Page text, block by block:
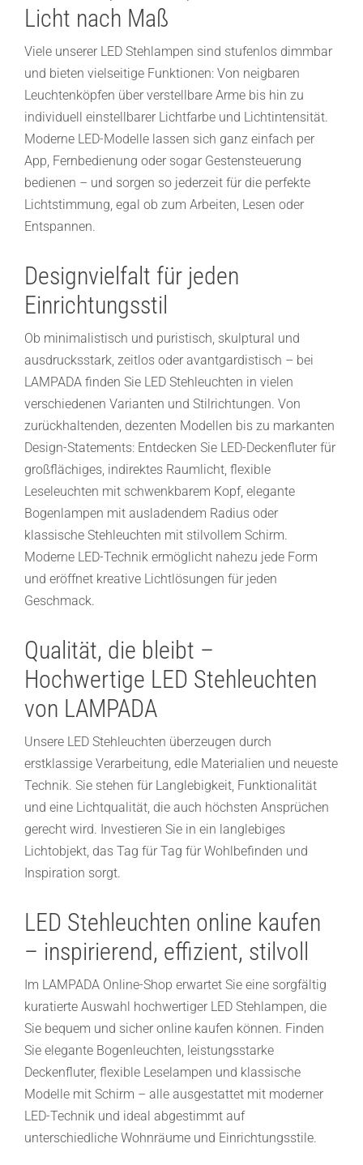
Licht nach Maß
Viele unserer LED Stehlampen sind stufenlos dimmbar
und bieten vielseitige Funktionen: Von neigbaren
Leuchtenköpfen über verstellbare Arme bis hin zu
individuell einstellbarer Lichtfarbe und Lichtintensität.
Moderne LED-Modelle lassen sich ganz einfach per
App, Fernbedienung oder sogar Gestensteuerung
bedienen – und sorgen so jederzeit für die perfekte
Lichtstimmung, egal ob zum Arbeiten, Lesen oder
Entspannen.
Designvielfalt für jeden
Einrichtungsstil
Ob minimalistisch und puristisch, skulptural und
ausdrucksstark, zeitlos oder avantgardistisch – bei
LAMPADA finden Sie LED Stehleuchten in vielen
verschiedenen Varianten und Stilrichtungen. Von
zurückhaltenden, dezenten Modellen bis zu markanten
Design-Statements: Entdecken Sie LED-Deckenfluter für
großflächiges, indirektes Raumlicht, flexible
Leseleuchten mit schwenkbarem Kopf, elegante
Bogenlampen mit ausladendem Radius oder
klassische Stehleuchten mit stilvollem Schirm.
Moderne LED-Technik ermöglicht nahezu jede Form
und eröffnet kreative Lichtlösungen für jeden
Geschmack.
Qualität, die bleibt –
Hochwertige LED Stehleuchten
von LAMPADA
Unsere LED Stehleuchten überzeugen durch
erstklassige Verarbeitung, edle Materialien und neueste
Technik. Sie stehen für Langlebigkeit, Funktionalität
und eine Lichtqualität, die auch höchsten Ansprüchen
gerecht wird. Investieren Sie in ein langlebiges
Lichtobjekt, das Tag für Tag für Wohlbefinden und
Inspiration sorgt.
LED Stehleuchten online kaufen
– inspirierend, effizient, stilvoll
Im LAMPADA Online-Shop erwartet Sie eine sorgfältig
kuratierte Auswahl hochwertiger LED Stehlampen, die
Sie bequem und sicher online kaufen können. Finden
Sie elegante Bogenleuchten, leistungsstarke
Deckenfluter, flexible Leselampen und klassische
Modelle mit Schirm – alle ausgestattet mit moderner
LED-Technik und ideal abgestimmt auf
unterschiedliche Wohnräume und Einrichtungsstile.